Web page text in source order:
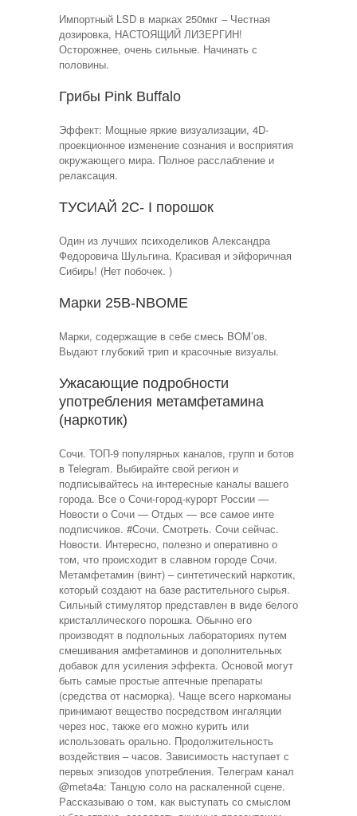
Импортный LSD в марках 250мкг – Честная
дозировка, НАСТОЯЩИЙ ЛИЗЕРГИН!
Осторожнее, очень сильные. Начинать с
половины.
Грибы Pink Buffalo
Эффект: Мощные яркие визуализации, 4D-
проекционное изменение сознания и восприятия
окружающего мира. Полное расслабление и
релаксация.
ТУСИАЙ 2C- I порошок
Один из лучших психоделиков Александра
Федоровича Шульгина. Красивая и эйфоричная
Сибирь! (Нет побочек. )
Марки 25B-NBOME
Марки, содержащие в себе смесь BOM’ов.
Выдают глубокий трип и красочные визуалы.
Ужасающие подробности
употребления метамфетамина
(наркотик)
Сочи. ТОП-9 популярных каналов, групп и ботов
в Telegram. Выбирайте свой регион и
подписывайтесь на интересные каналы вашего
города. Все о Сочи-город-курорт России —
Новости о Сочи — Отдых — все самое инте
подписчиков. #Сочи. Смотреть. Сочи сейчас.
Новости. Интересно, полезно и оперативно о
том, что происходит в славном городе Сочи.
Метамфетамин (винт) – синтетический наркотик,
который создают на базе растительного сырья.
Сильный стимулятор представлен в виде белого
кристаллического порошка. Обычно его
производят в подпольных лабораториях путем
смешивания амфетаминов и дополнительных
добавок для усиления эффекта. Основой могут
быть самые простые аптечные препараты
(средства от насморка). Чаще всего наркоманы
принимают вещество посредством ингаляции
через нос, также его можно курить или
использовать орально. Продолжительность
воздействия – часов. Зависимость наступает с
первых эпизодов употребления. Телеграм канал
@meta4a: Танцую соло на раскаленной сцене.
Рассказываю о том, как выступать со смыслом